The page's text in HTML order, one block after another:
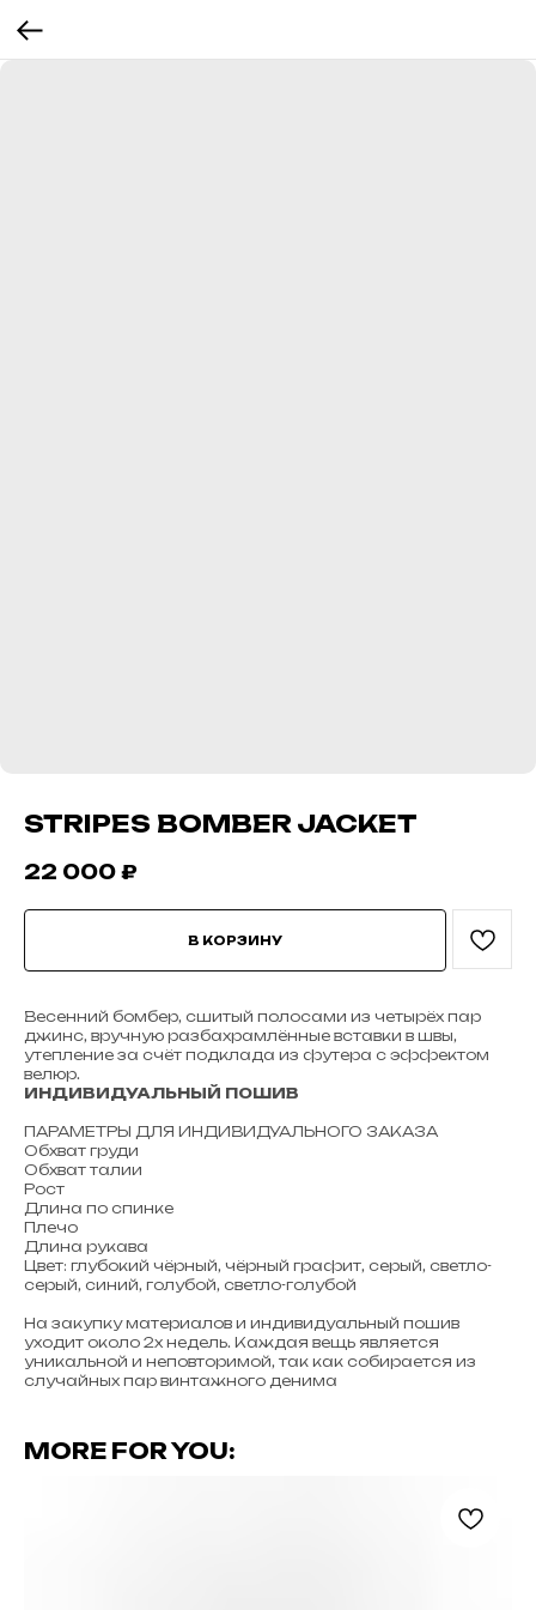
STRIPES BOMBER JACKET
22 000 ₽
В КОРЗИНУ
Весенний бомбер, сшитый полосами из четырёх пар
джинс, вручную разбахрамлённые вставки в швы,
утепление за счёт подклада из футера с эффектом
велюр.
ИНДИВИДУАЛЬНЫЙ ПОШИВ
ПАРАМЕТРЫ ДЛЯ ИНДИВИДУАЛЬНОГО ЗАКАЗА
Обхват груди
Обхват талии
Рост
Длина по спинке
Плечо
Длина рукава
Цвет: глубокий чёрный, чёрный графит, серый, светло-
серый, синий, голубой, светло-голубой
На закупку материалов и индивидуальный пошив
уходит около 2х недель. Каждая вещь является
уникальной и неповторимой, так как собирается из
случайных пар винтажного денима
MORE FOR YOU: